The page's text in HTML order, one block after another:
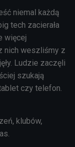
niemal każdą
tech zacierała
więcej
nich weszliśmy z
Ludzie zaczęli
szukają
czy telefon.
klubów,